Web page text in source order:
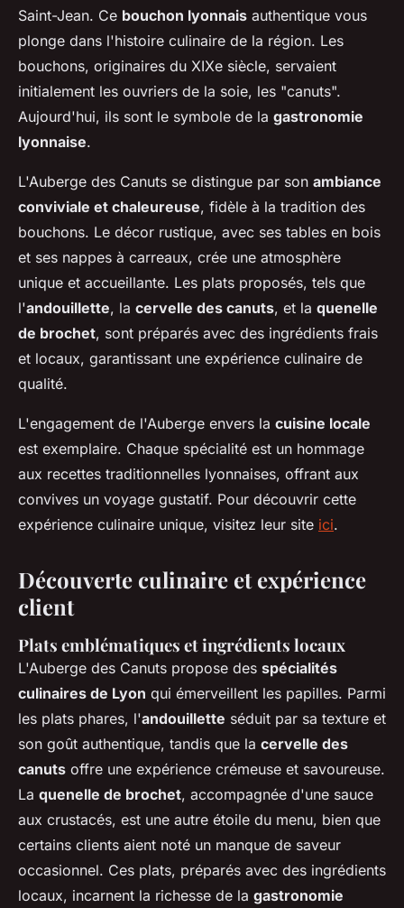
Saint-Jean. Ce bouchon lyonnais authentique vous
plonge dans l'histoire culinaire de la région. Les
bouchons, originaires du XIXe siècle, servaient
initialement les ouvriers de la soie, les "canuts".
Aujourd'hui, ils sont le symbole de la gastronomie
lyonnaise.
L'Auberge des Canuts se distingue par son ambiance
conviviale et chaleureuse, fidèle à la tradition des
bouchons. Le décor rustique, avec ses tables en bois
et ses nappes à carreaux, crée une atmosphère
unique et accueillante. Les plats proposés, tels que
l'andouillette, la cervelle des canuts, et la quenelle
de brochet, sont préparés avec des ingrédients frais
et locaux, garantissant une expérience culinaire de
qualité.
L'engagement de l'Auberge envers la cuisine locale
est exemplaire. Chaque spécialité est un hommage
aux recettes traditionnelles lyonnaises, offrant aux
convives un voyage gustatif. Pour découvrir cette
expérience culinaire unique, visitez leur site ici.
Découverte culinaire et expérience
client
Plats emblématiques et ingrédients locaux
L'Auberge des Canuts propose des spécialités
culinaires de Lyon qui émerveillent les papilles. Parmi
les plats phares, l'andouillette séduit par sa texture et
son goût authentique, tandis que la cervelle des
canuts offre une expérience crémeuse et savoureuse.
La quenelle de brochet, accompagnée d'une sauce
aux crustacés, est une autre étoile du menu, bien que
certains clients aient noté un manque de saveur
occasionnel. Ces plats, préparés avec des ingrédients
locaux, incarnent la richesse de la gastronomie